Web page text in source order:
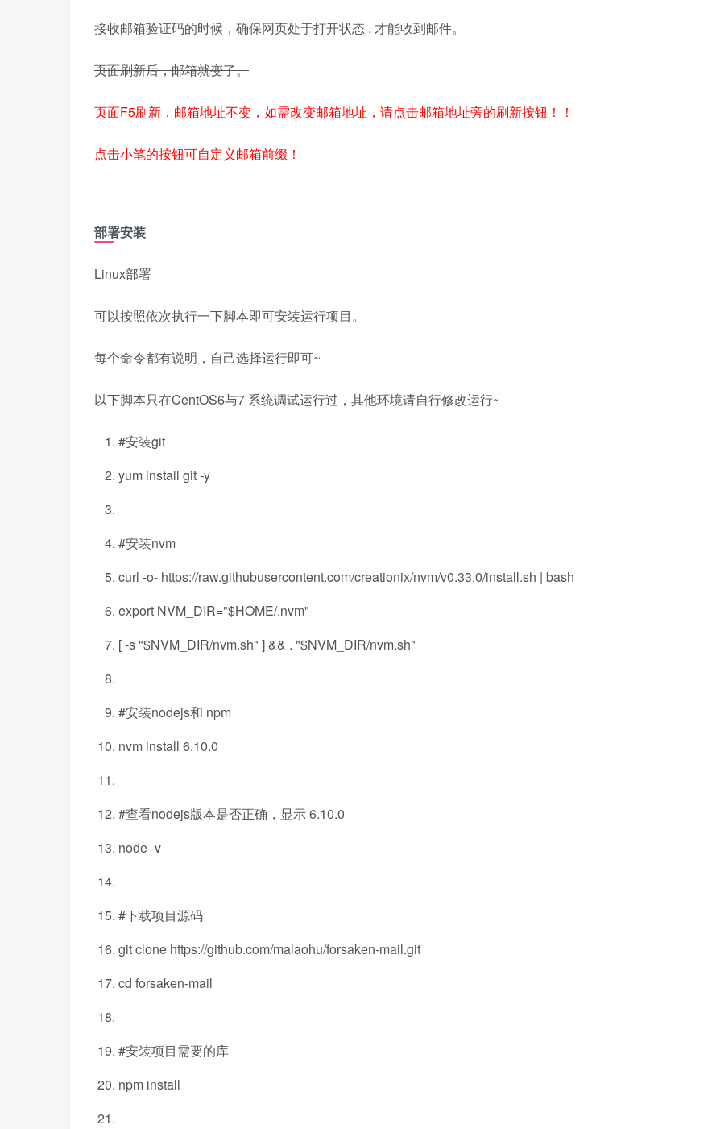
接收邮箱验证码的时候，确保网页处于打开状态 , 才能收到邮件。
页面刷新后，邮箱就变了。
页面F5刷新，邮箱地址不变，如需改变邮箱地址，请点击邮箱地址旁的刷新按钮！！
点击小笔的按钮可自定义邮箱前缀！
部署安装
Linux部署
可以按照依次执行一下脚本即可安装运行项目。
每个命令都有说明，自己选择运行即可~
以下脚本只在CentOS6与7 系统调试运行过，其他环境请自行修改运行~
#安装git
yum install git -y
#安装nvm
curl -o- https://raw.githubusercontent.com/creationix/nvm/v0.33.0/install.sh | bash
export NVM_DIR="$HOME/.nvm"
[ -s "$NVM_DIR/nvm.sh" ] && . "$NVM_DIR/nvm.sh"
#安装nodejs和 npm
nvm install 6.10.0
#查看nodejs版本是否正确，显示 6.10.0
node -v
#下载项目源码
git clone https://github.com/malaohu/forsaken-mail.git
cd forsaken-mail
#安装项目需要的库
npm install